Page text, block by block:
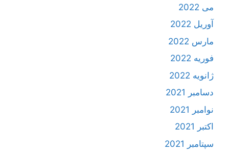
می 2022
آوریل 2022
مارس 2022
فوریه 2022
ژانویه 2022
دسامبر 2021
نوامبر 2021
اکتبر 2021
سپتامبر 2021